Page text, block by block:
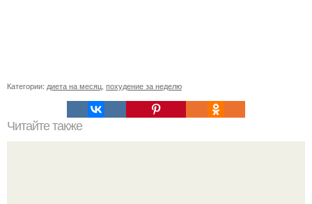
Категории: диета на месяц похудение за неделю
Читайте также